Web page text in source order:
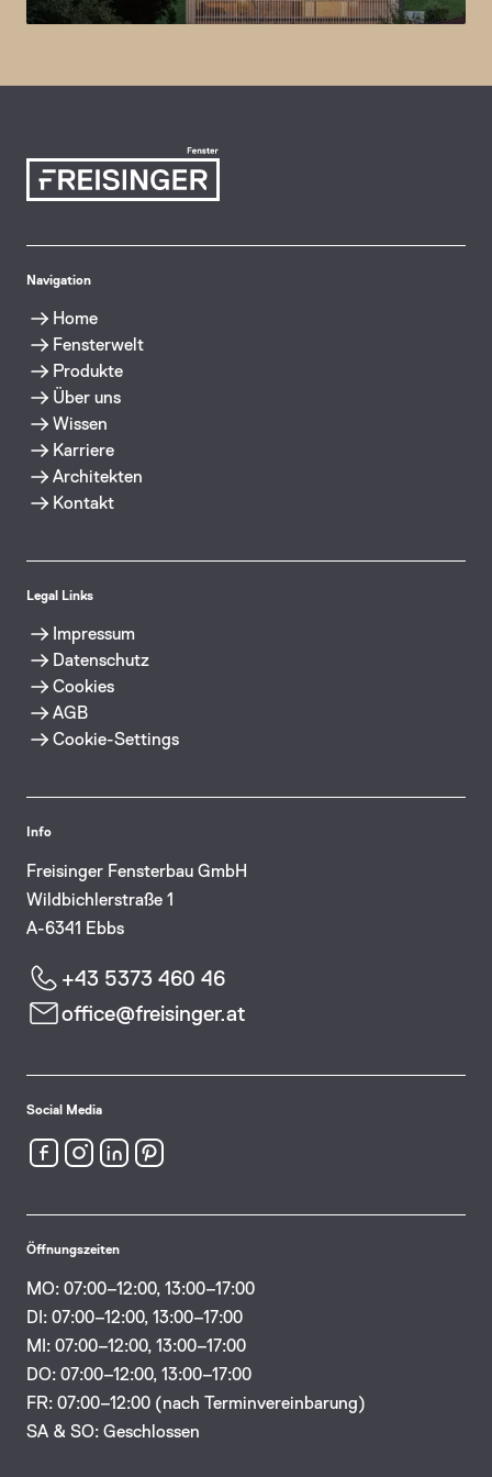
Navigation
Home
Fensterwelt
Produkte
Über uns
Wissen
Karriere
Architekten
Kontakt
Legal Links
Impressum
Datenschutz
Cookies
AGB
Cookie-Settings
Info
Freisinger Fensterbau GmbH
Wildbichlerstraße 1
A-6341 Ebbs
+43 5373 460 46
office@freisinger.at
Social Media
Öffnungszeiten
MO: 07:00–12:00, 13:00–17:00
DI: 07:00–12:00, 13:00–17:00
MI: 07:00–12:00, 13:00–17:00
DO: 07:00–12:00, 13:00–17:00
FR: 07:00–12:00 (nach Terminvereinbarung)
SA & SO: Geschlossen